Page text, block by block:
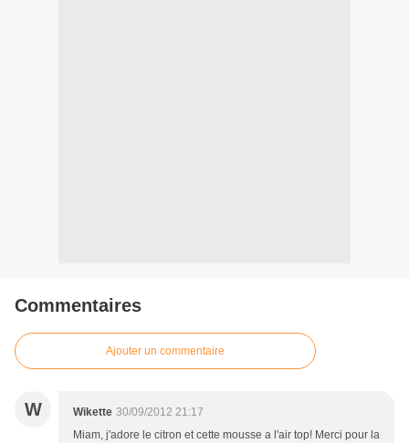
Commentaires
Ajouter un commentaire
W Wikette 30/09/2012 21:17
Miam, j'adore le citron et cette mousse a l'air top! Merci pour la